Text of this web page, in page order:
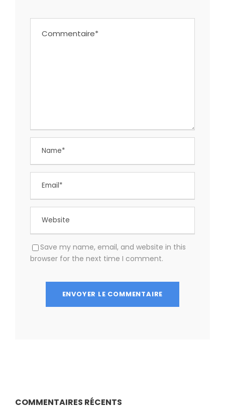
Save my name, email, and website in this
browser for the next time I comment.
COMMENTAIRES RÉCENTS